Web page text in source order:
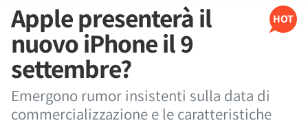
HOT
Apple presenterà il
nuovo iPhone il 9
settembre?
Emergono rumor insistenti sulla data di
commercializzazione e le caratteristiche